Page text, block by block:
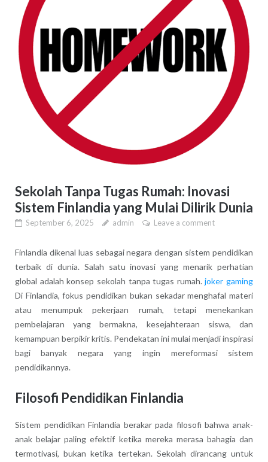
Sekolah Tanpa Tugas Rumah: Inovasi
Sistem Finlandia yang Mulai Dilirik Dunia
September 6, 2025 admin Leave a comment
Finlandia dikenal luas sebagai negara dengan sistem pendidikan
terbaik di dunia. Salah satu inovasi yang menarik perhatian
global adalah konsep sekolah tanpa tugas rumah.joker gaming
Di Finlandia, fokus pendidikan bukan sekadar menghafal materi
atau menumpuk pekerjaan rumah, tetapi menekankan
pembelajaran yang bermakna, kesejahteraan siswa, dan
kemampuan berpikir kritis. Pendekatan ini mulai menjadi inspirasi
bagi banyak negara yang ingin mereformasi sistem
pendidikannya.
Filosofi Pendidikan Finlandia
Sistem pendidikan Finlandia berakar pada filosofi bahwa anak-
anak belajar paling efektif ketika mereka merasa bahagia dan
termotivasi, bukan ketika tertekan. Sekolah dirancang untuk